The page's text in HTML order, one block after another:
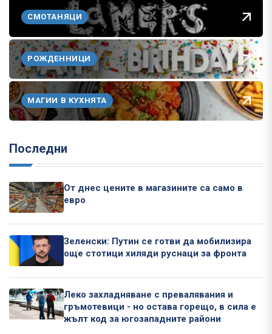
СМОТАНЯЦИ
РОЖДЕННИЦИ
МАГИИ В КУХНЯТА
Последни
От днес цените в магазините са само в
евро
Зеленски: Путин се готви да мобилизира
още стотици хиляди руснаци за фронта
Леко захладняване с превалявания и
гръмотевици - но остава горещо, в сила е
жълт код за югозападните райони